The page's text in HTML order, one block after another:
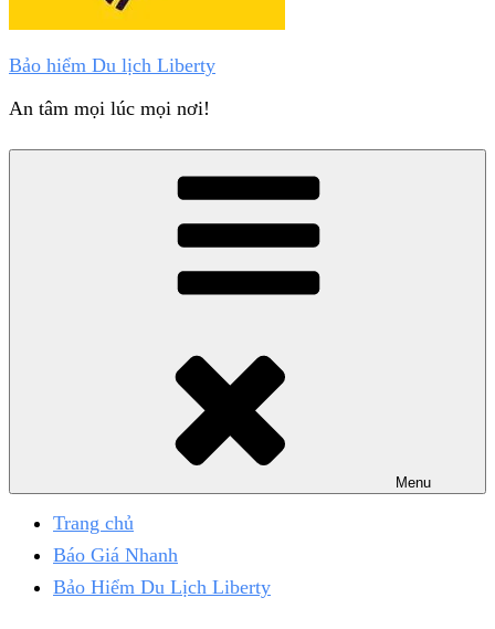
Bảo hiểm Du lịch Liberty
An tâm mọi lúc mọi nơi!
Menu
Trang chủ
Báo Giá Nhanh
Bảo Hiểm Du Lịch Liberty